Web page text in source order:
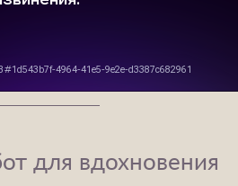
для вдохновения